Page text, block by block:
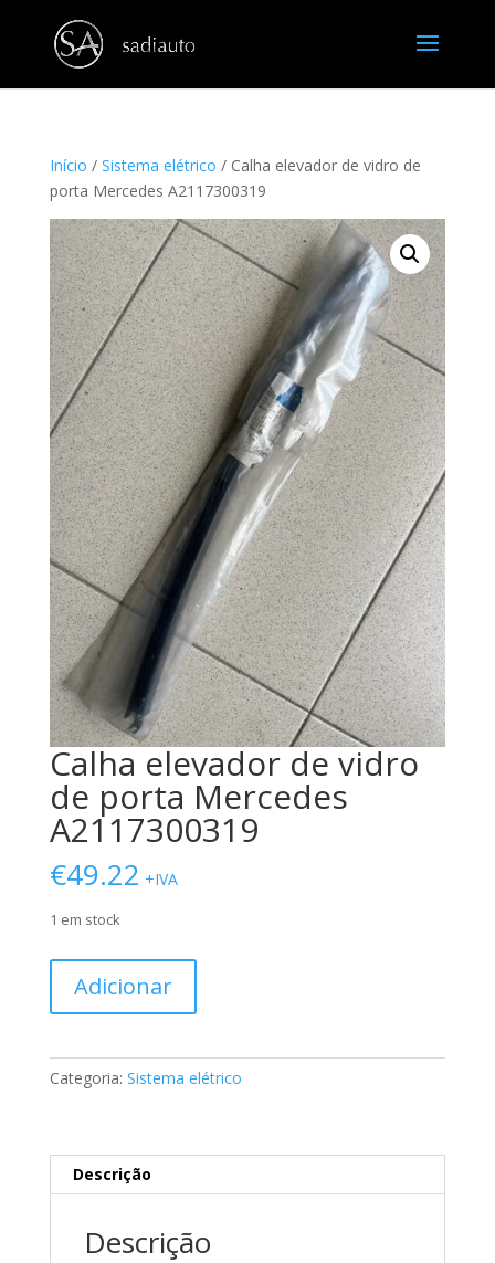
Início / Sistema elétrico / Calha elevador de vidro de
porta Mercedes A2117300319
Calha elevador de vidro
de porta Mercedes
A2117300319
€49.22 +IVA
1 em stock
Calha
de
Mercedes
A2117300319
Adicionar
Categoria: Sistema elétrico
Descrição
Descrição